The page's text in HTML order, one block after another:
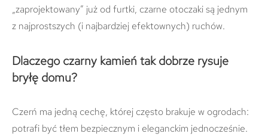
„zaprojektowany” już od furtki, czarne otoczaki są jednym
z najprostszych (i najbardziej efektownych) ruchów.
Dlaczego czarny kamień tak dobrze rysuje
bryłę domu?
Czerń ma jedną cechę, której często brakuje w ogrodach:
potrafi być tłem bezpiecznym i eleganckim jednocześnie.